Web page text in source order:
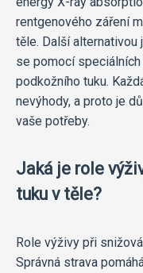
rentgenového záření
těle. Další
se pomocí
podkožního tuku.
nevýhody, a proto je
vaše potřeby.
Jaká je role
tuku v těle?
Role výživy při
Správná strava